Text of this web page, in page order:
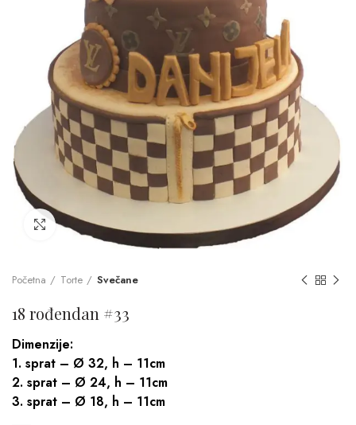
Click to enlarge
Početna Torte Svečane
18 rođendan #33
Dimenzije:
1. sprat – Ø 32, h – 11cm
2. sprat – Ø 24, h – 11cm
3. sprat – Ø 18, h – 11cm
___